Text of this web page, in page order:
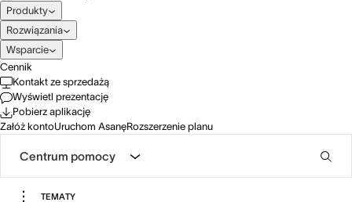
Produkty
Rozwiązania
Wsparcie
Cennik
Kontakt ze sprzedażą
Wyświetl prezentację
Pobierz aplikację
Załóż kontoUruchom AsanęRozszerzenie planu
Centrum pomocy
TEMATY